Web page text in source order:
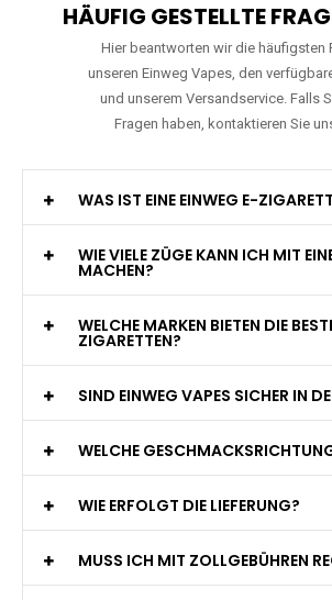
HÄUFIG GESTELLTE
Hier beantworten wir die häufigsten
unseren Einweg Vapes, den
und unserem Versandservice. Falls
Fragen haben, kontaktieren Sie
WAS IST EINE EINWEG E-
WIE VIELE ZÜGE KANN ICH MIT
MACHEN?
WELCHE MARKEN BIETEN DIE
ZIGARETTEN?
SIND EINWEG VAPES SICHER IN
WELCHE
WIE ERFOLGT DIE LIEFERUNG?
MUSS ICH MIT ZOLLGEBÜHREN